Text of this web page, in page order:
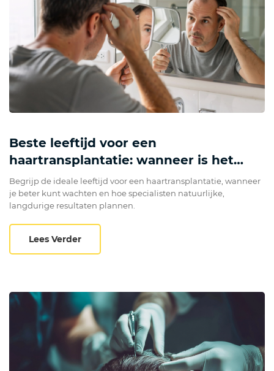
Beste leeftijd voor een
haartransplantatie: wanneer is het
juiste moment?
Begrijp de ideale leeftijd voor een haartransplantatie, wanneer
je beter kunt wachten en hoe specialisten natuurlijke,
langdurige resultaten plannen.
Lees VerderBeste leeftijd voor een